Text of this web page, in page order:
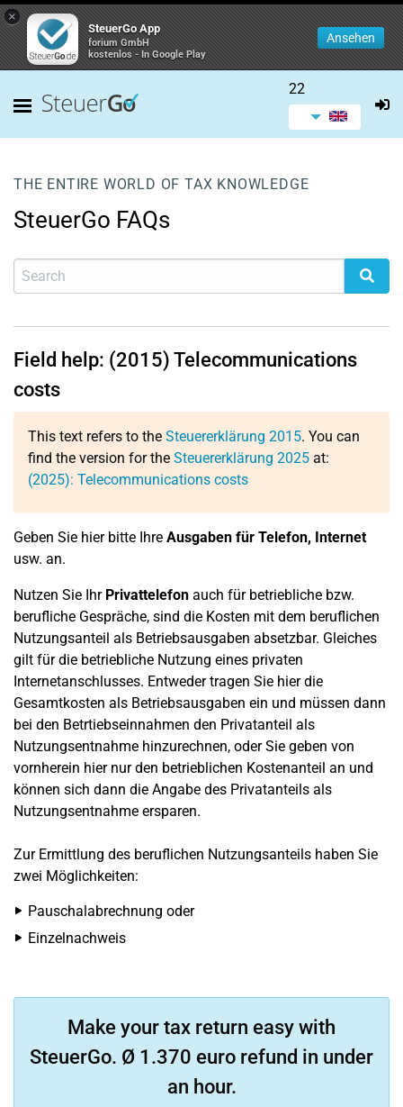
×
SteuerGo App
forium GmbH
kostenlos - In Google Play
Ansehen
22
THE ENTIRE WORLD OF TAX KNOWLEDGE
SteuerGo FAQs
Field help: (2015) Telecommunications
costs
This text refers to the Steuererklärung 2015. You can
find the version for the Steuererklärung 2025 at:
(2025): Telecommunications costs
Geben Sie hier bitte Ihre Ausgaben für Telefon, Internet
usw. an.
Nutzen Sie Ihr Privattelefon auch für betriebliche bzw.
berufliche Gespräche, sind die Kosten mit dem beruflichen
Nutzungsanteil als Betriebsausgaben absetzbar. Gleiches
gilt für die betriebliche Nutzung eines privaten
Internetanschlusses. Entweder tragen Sie hier die
Gesamtkosten als Betriebsausgaben ein und müssen dann
bei den Betrtiebseinnahmen den Privatanteil als
Nutzungsentnahme hinzurechnen, oder Sie geben von
vornherein hier nur den betrieblichen Kostenanteil an und
können sich dann die Angabe des Privatanteils als
Nutzungsentnahme ersparen.
Zur Ermittlung des beruflichen Nutzungsanteils haben Sie
zwei Möglichkeiten:
Pauschalabrechnung oder
Einzelnachweis
Make your tax return easy with
SteuerGo. Ø 1.370 euro refund in under
an hour.